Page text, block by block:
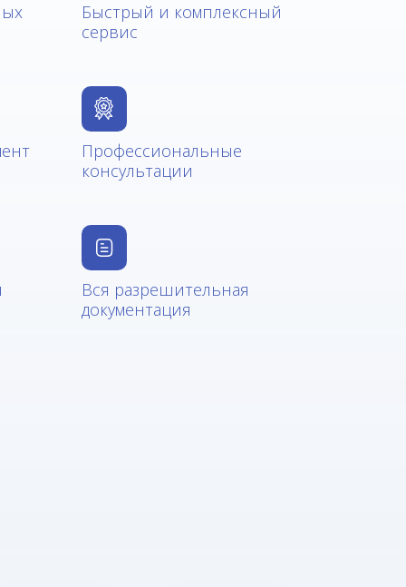
Быстрый и комплексный
сервис
Профессиональные
консультации
Вся разрешительная
документация